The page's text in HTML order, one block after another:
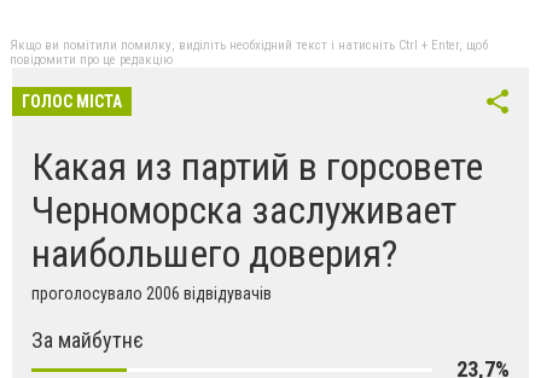
Якщо ви помітили помилку, виділіть необхідний текст і натисніть Ctrl + Enter, щоб
повідомити про це редакцію
ГОЛОС МІСТА
Какая из партий в горсовете
Черноморска заслуживает
наибольшего доверия?
проголосувало 2006 відвідувачів
За майбутнє
23,7%